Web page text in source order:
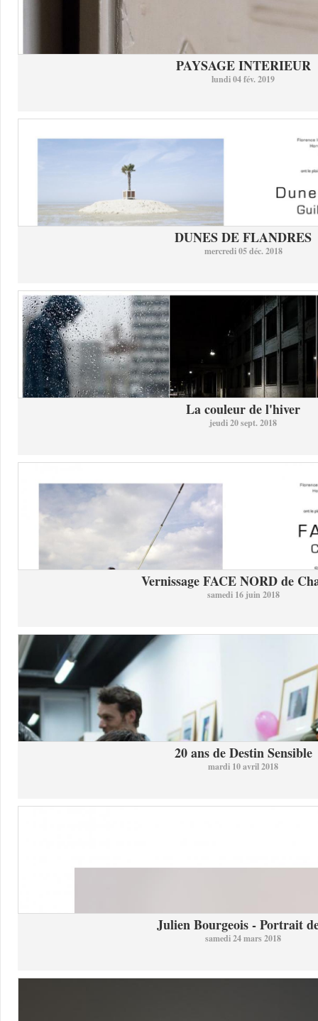
PAYSAGE INTERIEUR
lundi 04 fév. 2019
DUNES DE FLANDRES
mercredi 05 déc. 2018
La couleur de l'hiver
jeudi 20 sept. 2018
Vernissage FACE NORD de
samedi 16 juin 2018
20 ans de Destin Sensible
mardi 10 avril 2018
Julien Bourgeois - Portrait
samedi 24 mars 2018